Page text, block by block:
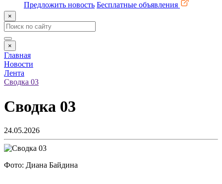
Предложить новость Бесплатные объявления
×
×
Главная
Новости
Лента
Сводка 03
Сводка 03
24.05.2026
Фото: Диана Байдина